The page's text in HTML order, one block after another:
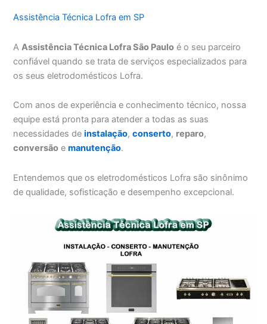
Assistência Técnica Lofra em SP
AAssistência Técnica Lofra São Paulo é o seu parceiro
confiável quando se trata de serviços especializados para
os seus eletrodomésticos Lofra.
Com anos de experiência e conhecimento técnico, nossa
equipe está pronta para atender a todas as suas
necessidades deinstalação,conserto, reparo,
conversão emanutenção.
Entendemos que os eletrodomésticos Lofra são sinônimo
de qualidade, sofisticação e desempenho excepcional.